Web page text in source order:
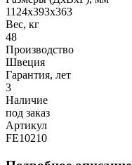
1124x393x363
Вес, кг
48
Производство
Швеция
Гарантия, лет
3
Наличие
под заказ
Артикул
FE10210